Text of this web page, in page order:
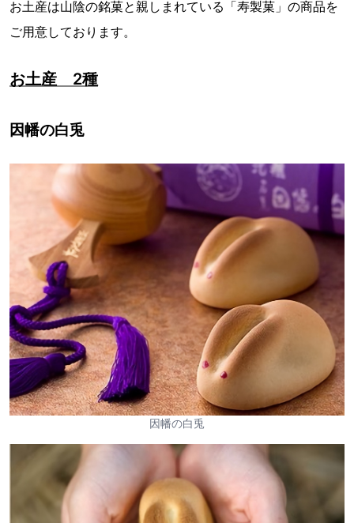
お土産は山陰の銘菓と親しまれている「寿製菓」の商品を
ご用意しております。
お土産 2種
因幡の白兎
因幡の白兎